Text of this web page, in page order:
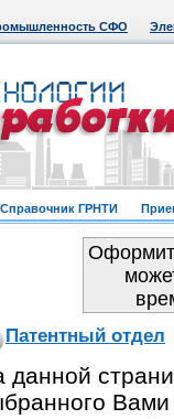
СФО
Справочник ГРНТИ
Патентный отдел
данной
Вами